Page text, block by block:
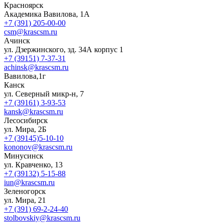
Красноярск
Академика Вавилова, 1А
+7 (391) 205-00-00
csm@krascsm.ru
Ачинск
ул. Дзержинского, зд. 34А корпус 1
+7 (39151) 7-37-31
achinsk@krascsm.ru
Вавилова,1г
Канск
ул. Северный микр-н, 7
+7 (39161) 3-93-53
kansk@krascsm.ru
Лесосибирск
ул. Мира, 2Б
+7 (39145)5-10-10
kononov@krascsm.ru
Минусинск
ул. Кравченко, 13
+7 (39132) 5-15-88
iun@krascsm.ru
Зеленогорск
ул. Мира, 21
+7 (391) 69-2-24-40
stolbovskiy@krascsm.ru